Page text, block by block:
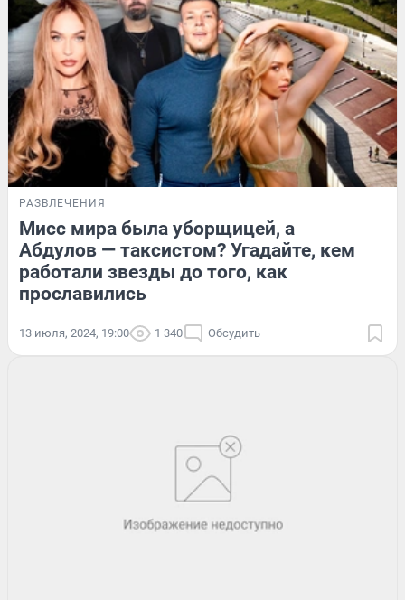
РАЗВЛЕЧЕНИЯ
Мисс мира была уборщицей, а
Абдулов — таксистом? Угадайте, кем
работали звезды до того, как
прославились
13 июля, 2024, 19:00 1 340 Обсудить